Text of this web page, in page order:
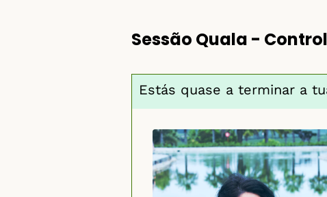
Sessão Quala -
Estás quase a terminar a